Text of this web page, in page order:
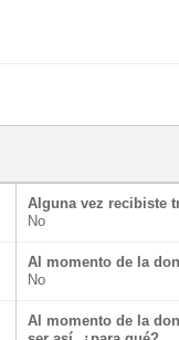
Alguna vez recibiste
No
Al momento de la
No
Al momento de la